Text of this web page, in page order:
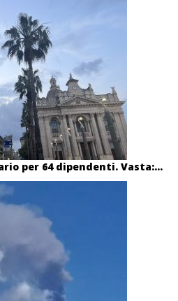
per 64 dipendenti. Vasta:...